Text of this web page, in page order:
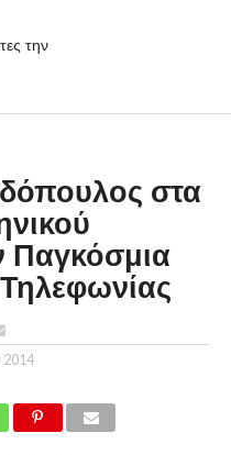
την
στα
Παγκόσμια
2014